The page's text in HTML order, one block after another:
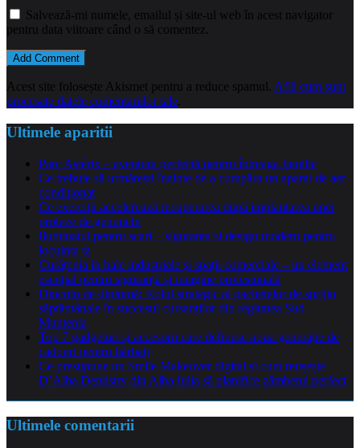
Salvează-mi numele, emailul și site-ul web în acest navigator
pentru data viitoare când o să comentez.
Acest site folosește Akismet pentru a reduce spamul. Află cum sunt
procesate datele comentariilor tale
Ultimele aparitii
Parc Astérix – aventura perfectă pentru întreaga familie
Ce trebuie să urmărești înainte de a cumpăra un aparat de aer
condiționat
Ce exerciții accelerează recuperarea după implantarea unei
proteze de genunchi
Iluminatul pentru scari – siguranta si design modern pentru
locuinta ta
Curățenia în hale industriale și spații comerciale – un element
esențial pentru siguranță și imagine profesională
Dincolo de diplomă: Rolul strategic al pachetelor de sprijin
săptămânale în succesul cursanților din regiunea Sud-
Muntenia
Top 7 gadgeturi și accesorii care definesc noua generație de
cadouri pentru bărbați
Ce presupune un Smile Makeover digital și cum reușește
D’Alba Dentistry din Alba Iulia să planifice zâmbetul perfect
Ultimele comentarii